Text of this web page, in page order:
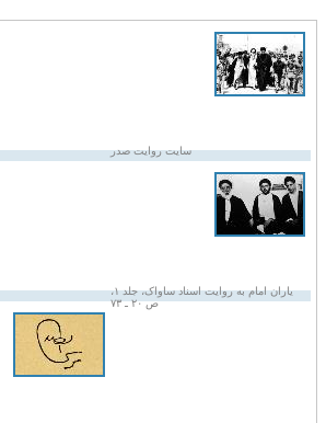
سایت روایت صدر
یاران امام به روایت اسناد ساواک، جلد ۱،
ص ۲۰ ـ ۷۳